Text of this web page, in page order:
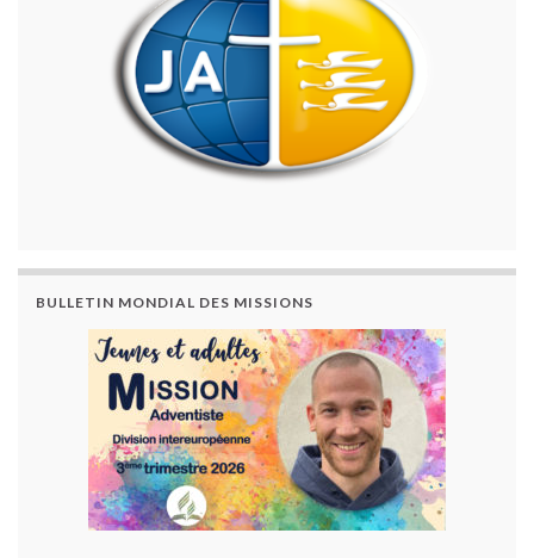
BULLETIN MONDIAL DES MISSIONS